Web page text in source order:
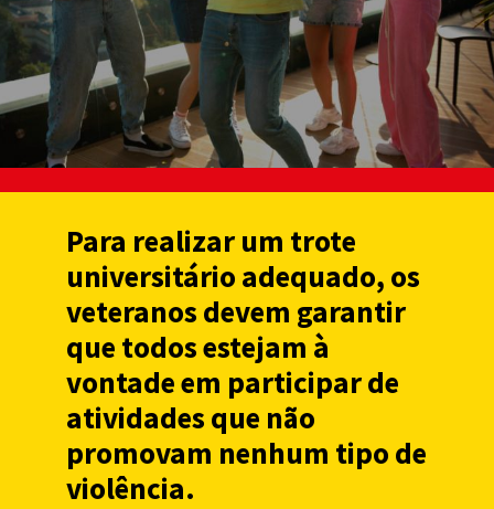
Para realizar um trote
universitário adequado, os
veteranos devem garantir
que todos estejam à
vontade em participar de
atividades que não
promovam nenhum tipo de
violência.